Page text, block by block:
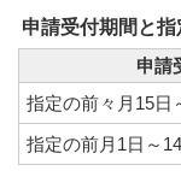
申請受付期間と指
申請
指定の前々月15日
指定の前月1日～